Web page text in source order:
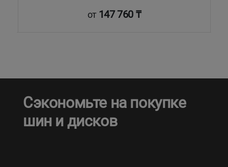
от 147 760 ₸
Сэкономьте на покупке
шин и дисков